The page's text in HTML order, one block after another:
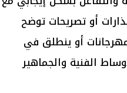
أو تصريحات توضح
أو ينطلق في
الفنية والجماهير